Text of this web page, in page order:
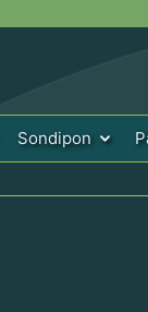
Sondipon